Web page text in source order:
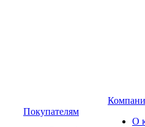
Покупателям
О